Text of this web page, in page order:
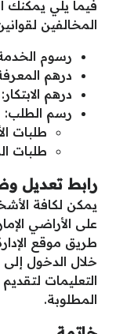
فيما يلي
المخالفين لقوانين
رسوم الخدمة: 500 درهم
درهم المعرفة: 10 درهم
درهم الابتكار: 10 درهم إماراتي.
رسم الطلب:
طلبات الأفراد: 15
طلبات المنشآت:
رابط تعديل
يمكن لكافة
على الأراضي
طريق موقع
خلال الدخول إلى
التعليمات
المطلوبة.